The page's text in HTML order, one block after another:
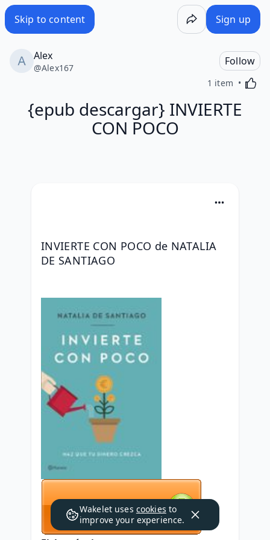
Skip to content Sign up
Alex
@Alex167
Follow
1 item
{epub descargar} INVIERTE
CON POCO
INVIERTE CON POCO de NATALIA
DE SANTIAGO
Wakelet uses cookies to
improve your experience.